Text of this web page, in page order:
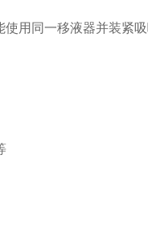
用同一移液器并装紧